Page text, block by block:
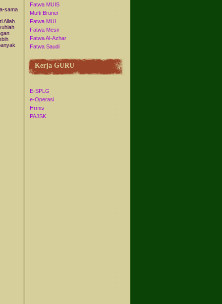
sama
Allah
Fatwa MUIS
Mufti Brunei
Fatwa MUI
Fatwa Mesir
Fatwa Al-Azhar
Fatwa Saudi
Kerja GURU
E-SPLG
e-Operasi
Hrmis
PAJSK